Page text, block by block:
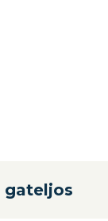
gateljos